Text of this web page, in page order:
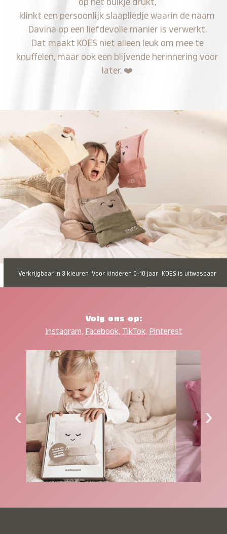
op het buikje drukt,
klinkt een persoonlijk slaapliedje waarin de naam
Davina op een liefdevolle manier is verwerkt.
Dat maakt KOES niet alleen leuk om mee te
knuffelen, maar ook een blijvende herinnering voor
later. ❤️
Verkrijgbaar in 3 kleuren Voor kinderen 0-10 jaar KOES is uitwasbaar
Volg ons op:
Instagram, Facebook, TikTok, Pinterest
‹ ›